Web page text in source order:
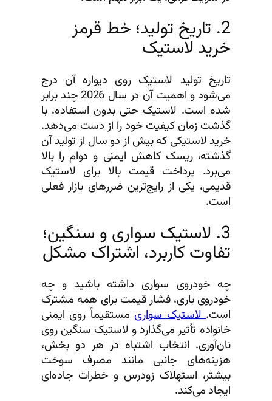
2. تاریخ تولید؛ خط قرمز
خرید لاستیک
تاریخ تولید لاستیک روی دیواره آن درج
می‌شود و اهمیت آن در سال 2026 چند برابر
شده است. لاستیک حتی بدون استفاده، با
گذشت زمان کیفیت خود را از دست می‌دهد.
خرید لاستیکی که بیش از دو سال از تولید آن
گذشته، ریسک کاهش ایمنی و دوام را بالا
می‌برد. پرداخت قیمت بالا برای لاستیک
قدیمی، یکی از رایج‌ترین ضررهای بازار فعلی
است.
3. لاستیک سواری و سنگین؛
تفاوت کاربرد، اشتراک مشکل
چه خودروی سواری داشته باشید و چه
خودروی باری، فشار قیمت برای همه مشترک
است.لاستیک سواری مستقیماً روی ایمنی
خانواده تأثیر می‌گذارد و لاستیک سنگین روی
نان‌آوری. انتخاب اشتباه در هر دو بخش،
هزینه‌های جانبی مانند مصرف سوخت
بیشتر، استهلاک زودرس و خطرات جاده‌ای
ایجاد می‌کند.